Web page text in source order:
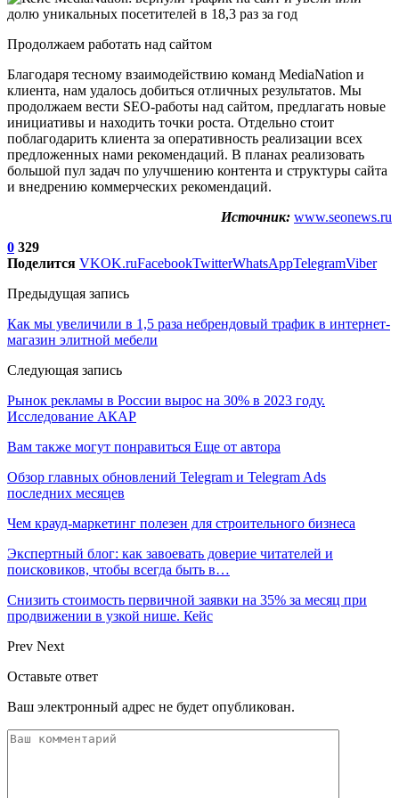
Продолжаем работать над сайтом
Благодаря тесному взаимодействию команд MediaNation и
клиента, нам удалось добиться отличных результатов. Мы
продолжаем вести SEO-работы над сайтом, предлагать новые
инициативы и находить точки роста. Отдельно стоит
поблагодарить клиента за оперативность реализации всех
предложенных нами рекомендаций. В планах реализовать
большой пул задач по улучшению контента и структуры сайта
и внедрению коммерческих рекомендаций.
Источник: www.seonews.ru
0 329
Поделится VKOK.ruFacebookTwitterWhatsAppTelegramViber
Предыдущая запись
Как мы увеличили в 1,5 раза небрендовый трафик в интернет-
магазин элитной мебели
Следующая запись
Рынок рекламы в России вырос на 30% в 2023 году.
Исследование АКАР
Вам также могут понравиться Еще от автора
Обзор главных обновлений Telegram и Telegram Ads
последних месяцев
Чем крауд-маркетинг полезен для строительного бизнеса
Экспертный блог: как завоевать доверие читателей и
поисковиков, чтобы всегда быть в…
Снизить стоимость первичной заявки на 35% за месяц при
продвижении в узкой нише. Кейс
Prev Next
Оставьте ответ
Ваш электронный адрес не будет опубликован.